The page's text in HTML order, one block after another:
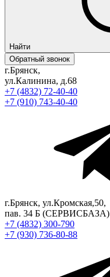
Найти
Обратный звонок
г.Брянск,
ул.Калинина, д.68
+7 (4832) 72-40-40
+7 (910) 743-40-40
г.Брянск, ул.Кромская,50,
пав. 34 Б (СЕРВИСБАЗА)
+7 (4832) 300-790
+7 (930) 736-80-88